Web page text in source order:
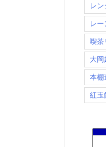
レ
レ
喫茶
大岡
本棚
紅玉